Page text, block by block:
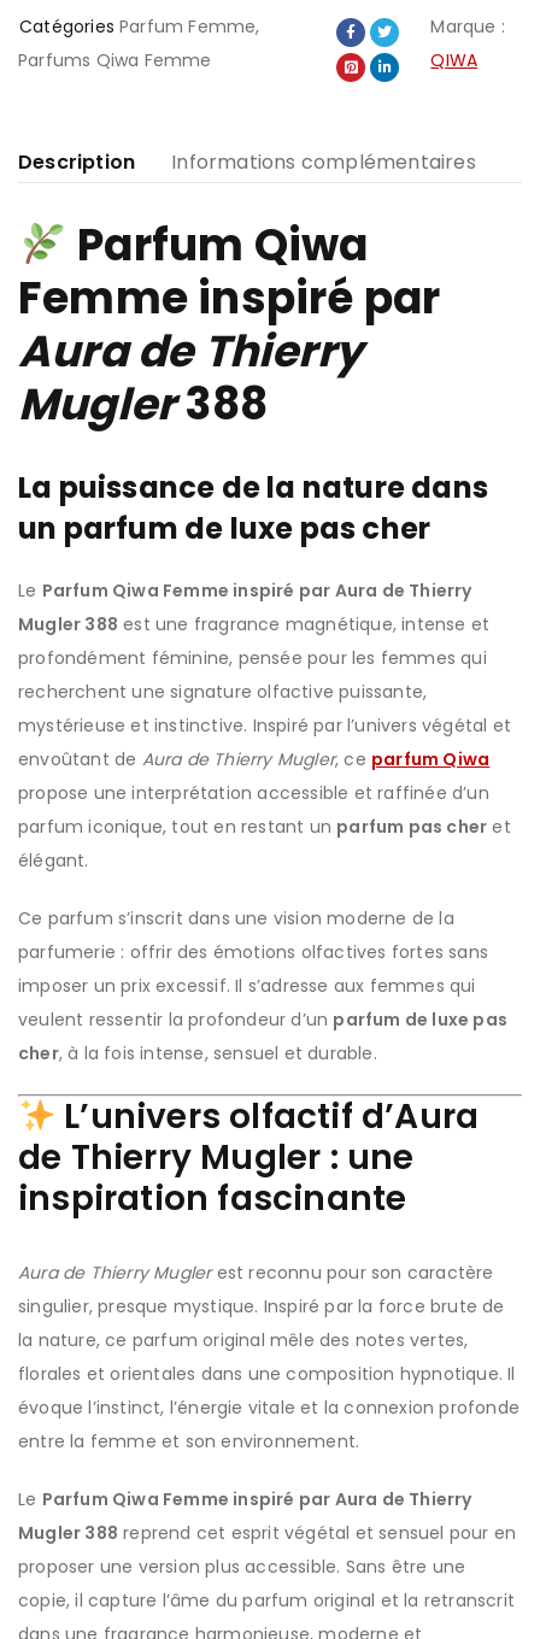
Catégories Parfum Femme,
Parfums Qiwa Femme
Marque :
QIWA
Description Informations complémentaires
Parfum Qiwa
Femme inspiré par
Aura de Thierry
Mugler388
La puissance de la nature dans
un parfum de luxe pas cher
Le Parfum Qiwa Femme inspiré par Aura de Thierry
Mugler 388 est une fragrance magnétique, intense et
profondément féminine, pensée pour les femmes qui
recherchent une signature olfactive puissante,
mystérieuse et instinctive. Inspiré par l’univers végétal et
envoûtant de Aura de Thierry Mugler, ce parfum Qiwa
propose une interprétation accessible et raffinée d’un
parfum iconique, tout en restant un parfum pas cher et
élégant.
Ce parfum s’inscrit dans une vision moderne de la
parfumerie : offrir des émotions olfactives fortes sans
imposer un prix excessif. Il s’adresse aux femmes qui
veulent ressentir la profondeur d’un parfum de luxe pas
cher, à la fois intense, sensuel et durable.
L’univers olfactif d’Aura
de Thierry Mugler : une
inspiration fascinante
Aura de Thierry Muglerest reconnu pour son caractère
singulier, presque mystique. Inspiré par la force brute de
la nature, ce parfum original mêle des notes vertes,
florales et orientales dans une composition hypnotique. Il
évoque l’instinct, l’énergie vitale et la connexion profonde
entre la femme et son environnement.
Le Parfum Qiwa Femme inspiré par Aura de Thierry
Mugler 388 reprend cet esprit végétal et sensuel pour en
proposer une version plus accessible. Sans être une
copie, il capture l’âme du parfum original et la retranscrit
dans une fragrance harmonieuse, moderne et